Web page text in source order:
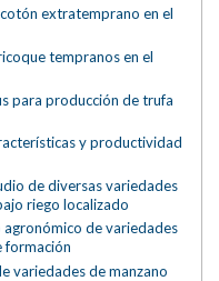
extratemprano en el
tempranos en el
para producción de trufa
y productividad
de diversas variedades
riego localizado
de variedades
formación
variedades de manzano